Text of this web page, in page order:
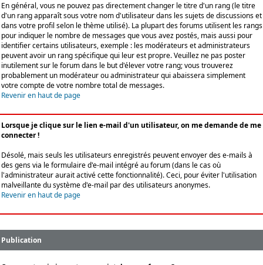
En général, vous ne pouvez pas directement changer le titre d'un rang (le titre
d'un rang apparaît sous votre nom d'utilisateur dans les sujets de discussions et
dans votre profil selon le thème utilisé). La plupart des forums utilisent les rangs
pour indiquer le nombre de messages que vous avez postés, mais aussi pour
identifier certains utilisateurs, exemple : les modérateurs et administrateurs
peuvent avoir un rang spécifique qui leur est propre. Veuillez ne pas poster
inutilement sur le forum dans le but d'élever votre rang; vous trouverez
probablement un modérateur ou administrateur qui abaissera simplement
votre compte de votre nombre total de messages.
Revenir en haut de page
Lorsque je clique sur le lien e-mail d'un utilisateur, on me demande de me
connecter !
Désolé, mais seuls les utilisateurs enregistrés peuvent envoyer des e-mails à
des gens via le formulaire d'e-mail intégré au forum (dans le cas où
l'administrateur aurait activé cette fonctionnalité). Ceci, pour éviter l'utilisation
malveillante du système d'e-mail par des utilisateurs anonymes.
Revenir en haut de page
Publication